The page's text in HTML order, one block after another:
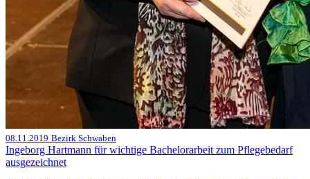
08.11.2019 Bezirk Schwaben
Ingeborg Hartmann für wichtige Bachelorarbeit zum Pflegebedarf
ausgezeichnet